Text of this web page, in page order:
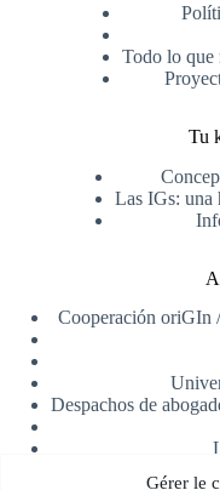
Gérer le
Todo lo que
Tu
Las IGs: una
Cooperación oriGIn
Despachos de